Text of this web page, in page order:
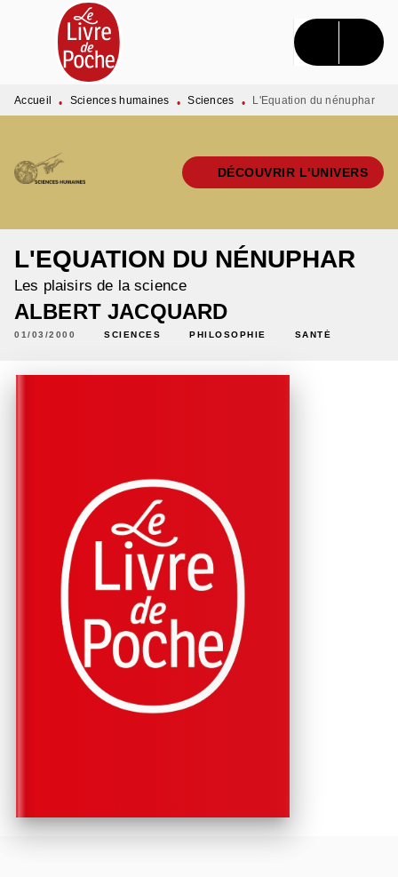
MENU RECHERCHE CONTENU
PIED DE PAGE
Accueil • Sciences humaines • Sciences • L'Equation du nénuphar
DÉCOUVRIR L'UNIVERS
L'EQUATION DU NÉNUPHAR
Les plaisirs de la science
ALBERT JACQUARD
01/03/2000 SCIENCES PHILOSOPHIE SANTÉ